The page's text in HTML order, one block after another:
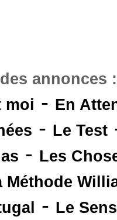
annonces
moi - En
- Le Test
- Les
Méthode
- Le